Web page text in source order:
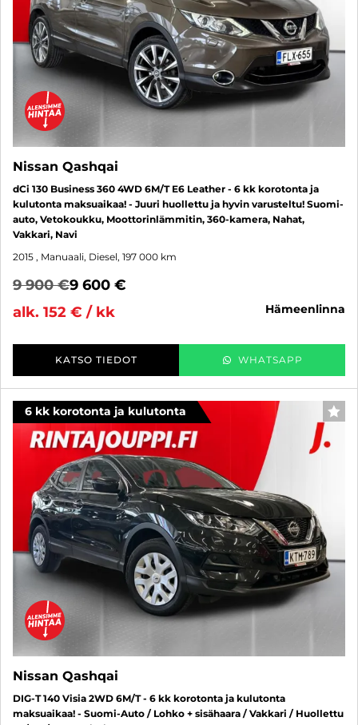
Nissan Qashqai
dCi 130 Business 360 4WD 6M/T E6 Leather - 6 kk korotonta ja
kulutonta maksuaikaa! - Juuri huollettu ja hyvin varusteltu! Suomi-
auto, Vetokoukku, Moottorinlämmitin, 360-kamera, Nahat,
Vakkari, Navi
2015 , Manuaali, Diesel, 197 000 km
9 900 €9 600 €
alk. 152 € / kk
hämeenlinna
KATSO TIEDOT WHATSAPP
6 kk korotonta ja kulutonta
Nissan Qashqai
DIG-T 140 Visia 2WD 6M/T - 6 kk korotonta ja kulutonta
maksuaikaa! - Suomi-Auto / Lohko + sisähaara / Vakkari / Huollettu